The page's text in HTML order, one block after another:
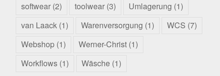
softwear (2) toolwear (3) Umlagerung (1)
van Laack (1) Warenversorgung (1) WCS (7)
Webshop (1) Werner-Christ (1)
Workflows (1) Wäsche (1)